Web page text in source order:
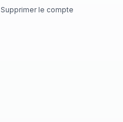
Supprimer le compte